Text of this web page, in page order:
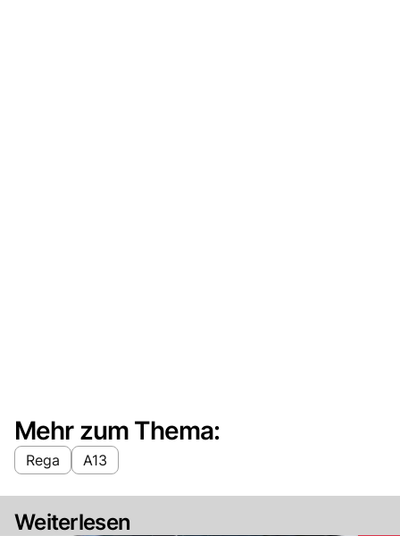
Mehr zum Thema:
Rega A13
Weiterlesen